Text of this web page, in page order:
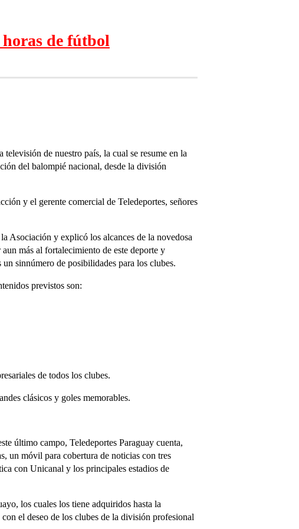
de fútbol
de nuestro país, la cual se resume en la
del balompié nacional, desde la división
y el gerente comercial de Teledeportes, señores
Asociación y explicó los alcances de la novedosa
más al fortalecimiento de este deporte y
sinnúmero de posibilidades para los clubes.
previstos son:
de todos los clubes.
clásicos y goles memorables.
último campo, Teledeportes Paraguay cuenta,
un móvil para cobertura de noticias con tres
con Unicanal y los principales estadios de
los cuales los tiene adquiridos hasta la
el deseo de los clubes de la división profesional